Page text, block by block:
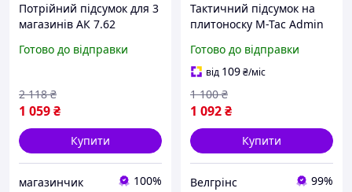
Потрійний підсумок для 3
магазинів АК 7.62
плитоноску та
Готово до відправки
1 059₴
2 118 ₴
Купити
магазинчик 100%
Тактичний підсумок на
плитоноску M-Tac Admin
підсумок на плитоноску
койот
Готово до відправки
від 109₴/міс
1 092₴
1 100 ₴
Купити
Велгрінс 99%